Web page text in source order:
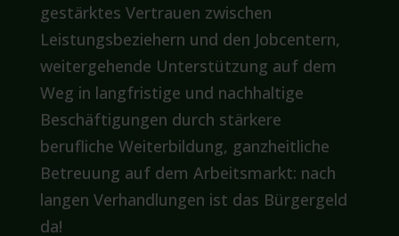
gestärktes Vertrauen zwischen
Leistungsbeziehern und den Jobcentern,
weitergehende Unterstützung auf dem
Weg in langfristige und nachhaltige
Beschäftigungen durch stärkere
berufliche Weiterbildung, ganzheitliche
Betreuung auf dem Arbeitsmarkt: nach
langen Verhandlungen ist das Bürgergeld
da!